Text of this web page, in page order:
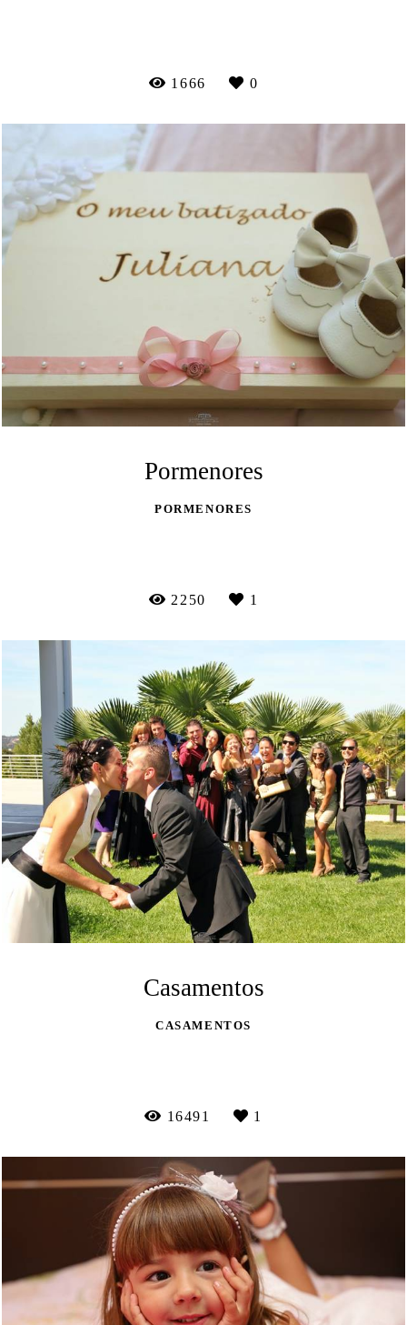
1666 0
Pormenores
PORMENORES
2250 1
Casamentos
CASAMENTOS
16491 1